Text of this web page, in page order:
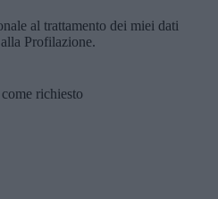
al trattamento dei miei dati
Profilazione.
richiesto